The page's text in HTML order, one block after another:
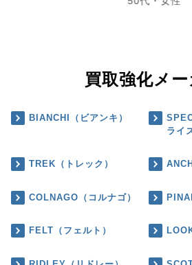
買取強化メ
BIANCHI（ビアンキ）
ライ
TREK（トレック）
COLNAGO（コルナゴ）
FELT（フェルト）